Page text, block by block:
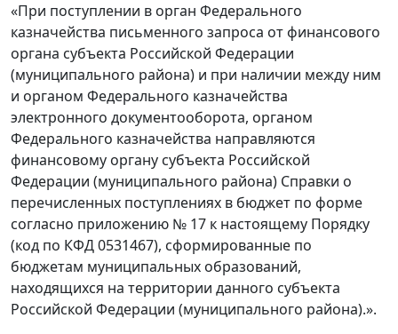
«При поступлении в орган Федерального
казначейства письменного запроса от финансового
органа субъекта Российской Федерации
(муниципального района) и при наличии между ним
и органом Федерального казначейства
электронного документооборота, органом
Федерального казначейства направляются
финансовому органу субъекта Российской
Федерации (муниципального района) Справки о
перечисленных поступлениях в бюджет по форме
согласно приложению № 17 к настоящему Порядку
(код по КФД 0531467), сформированные по
бюджетам муниципальных образований,
находящихся на территории данного субъекта
Российской Федерации (муниципального района).».